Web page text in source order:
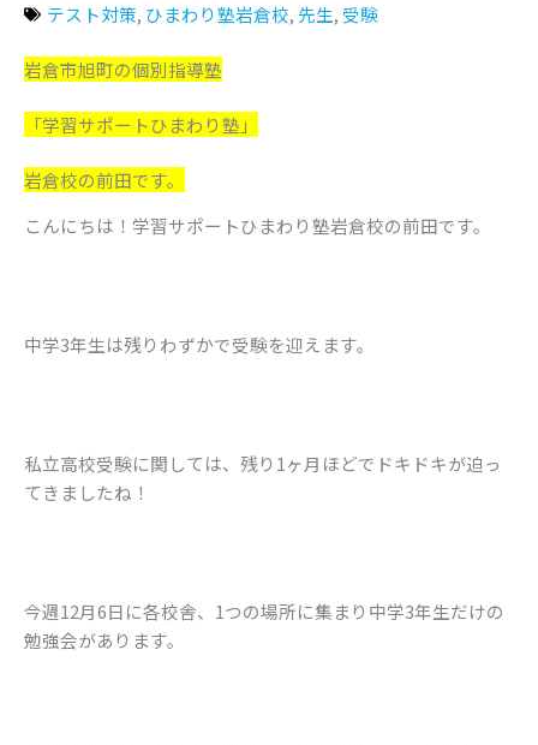
テスト対策, ひまわり塾岩倉校, 先生, 受験
岩倉市旭町の個別指導塾
「学習サポートひまわり塾」
岩倉校の前田です。
こんにちは！学習サポートひまわり塾岩倉校の前田です。
中学3年生は残りわずかで受験を迎えます。
私立高校受験に関しては、残り1ヶ月ほどでドキドキが迫っ
てきましたね！
今週12月6日に各校舎、1つの場所に集まり中学3年生だけの
勉強会があります。